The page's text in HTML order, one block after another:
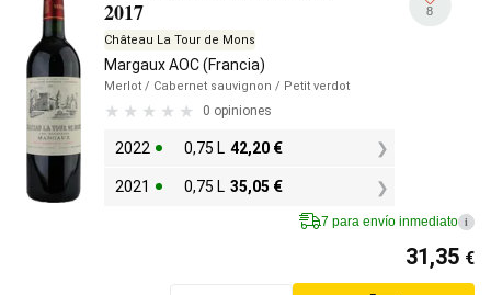
2017
Château La Tour de Mons
Margaux AOC (Francia)
Merlot / Cabernet sauvignon / Petit verdot
0 opiniones
2022 0,75 L 42,20 €
2021 0,75 L 35,05 €
8
7 para envío inmediato i
31,35 €